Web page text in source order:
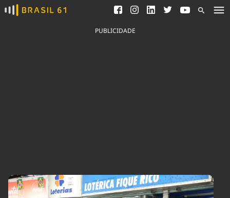
Ver todas as notícias
Saneamento
Indicadores
Agronegócios
Comportamento
Meio Ambiente
PUBLICIDADE